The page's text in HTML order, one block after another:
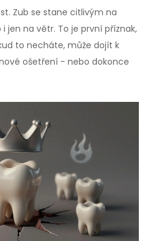
Zub se stane citlivým na
jen na větr. To je první příznak,
to necháte, může dojít k
ošetření - nebo dokonce